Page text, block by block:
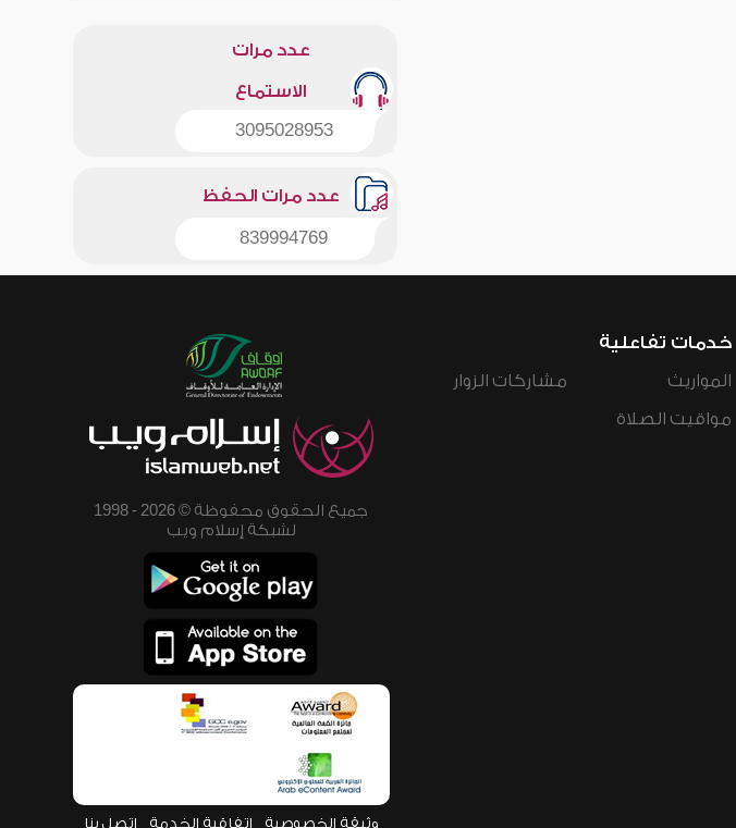
عدد مرات
الاستماع
3095028953
عدد مرات الحفظ
839994769
خدمات تفاعلية
المواريث
مواقيت الصلاة
مشاركات الزوار
جميع الحقوق محفوظة © 2026 - 1998
لشبكة إسلام ويب
وثيقة الخصوصية اتفاقية الخدمة اتصل بنا